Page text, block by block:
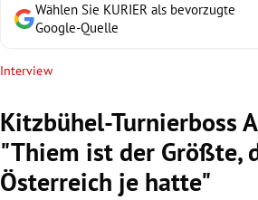
Untermenü
Untermenü
Untermenü
Untermenü
Wählen Sie KURIER als bevorzugte
Google-Quelle
Interview
Kitzbühel-Turnierboss
"Thiem ist der Größte,
Österreich je hatte"